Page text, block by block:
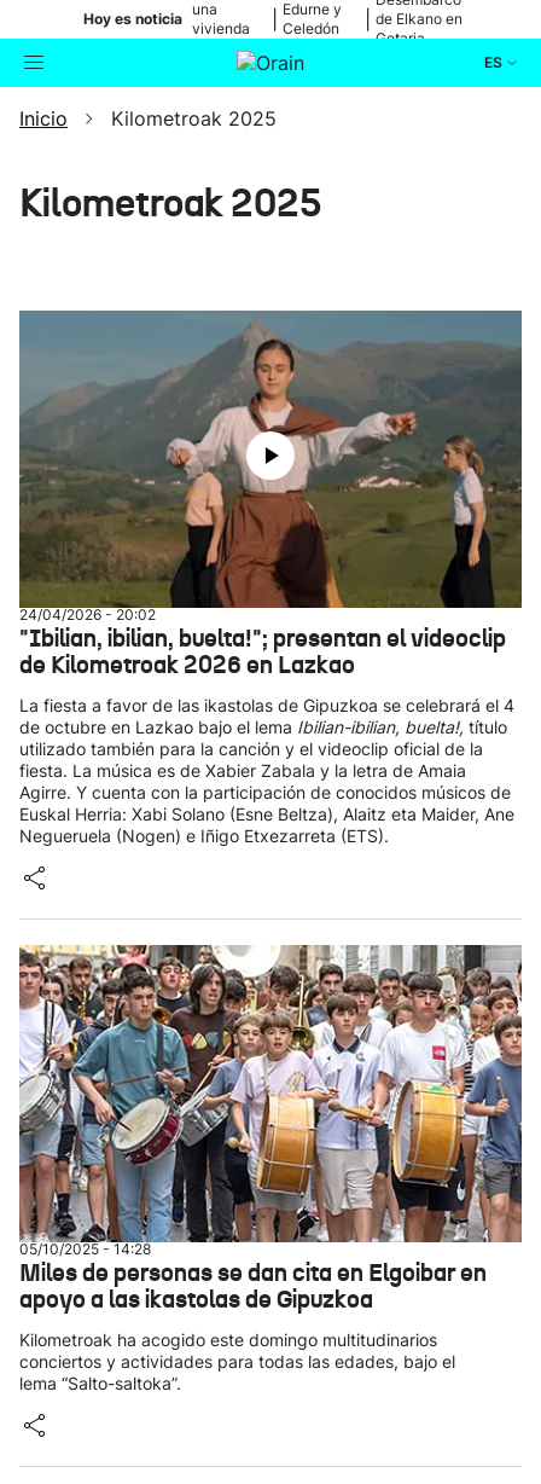
Hoy es noticia
una
vivienda
de Bilbao
Edurne y
Celedón
de Elkano en
Getaria
ES
Buscador Actualidad
Política
Ikusmiran
Eguraldia
Inicio Kilometroak 2025
Kilometroak 2025
24/04/2026 - 20:02
"Ibilian, ibilian, buelta!"; presentan el videoclip
de Kilometroak 2026 en Lazkao
La fiesta a favor de las ikastolas de Gipuzkoa se celebrará el 4
de octubre en Lazkao bajo el lema Ibilian-ibilian, buelta!, título
utilizado también para la canción y el videoclip oficial de la
fiesta. La música es de Xabier Zabala y la letra de Amaia
Agirre. Y cuenta con la participación de conocidos músicos de
Euskal Herria: Xabi Solano (Esne Beltza), Alaitz eta Maider, Ane
Negueruela (Nogen) e Iñigo Etxezarreta (ETS).
05/10/2025 - 14:28
Miles de personas se dan cita en Elgoibar en
apoyo a las ikastolas de Gipuzkoa
Kilometroak ha acogido este domingo multitudinarios
conciertos y actividades para todas las edades, bajo el
lema “Salto-saltoka”.